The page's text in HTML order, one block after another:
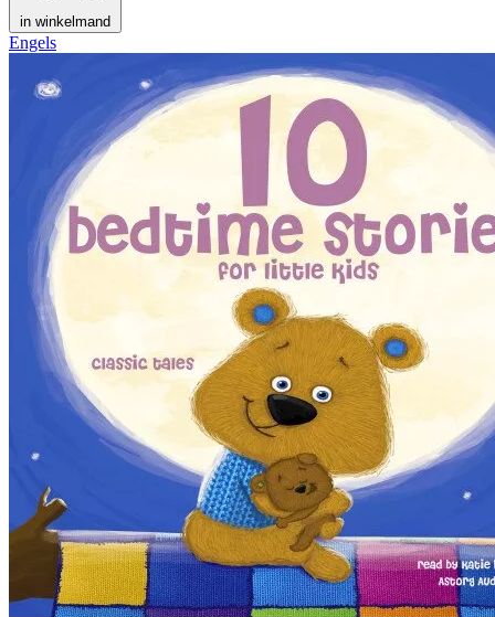
in winkelmand
Engels